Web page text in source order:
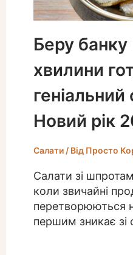
Беру банку
хвилини
геніальний
Новий рік
Салати/ Від Просто
Салати зі
коли звичайні
перетворюються
першим зникає зі